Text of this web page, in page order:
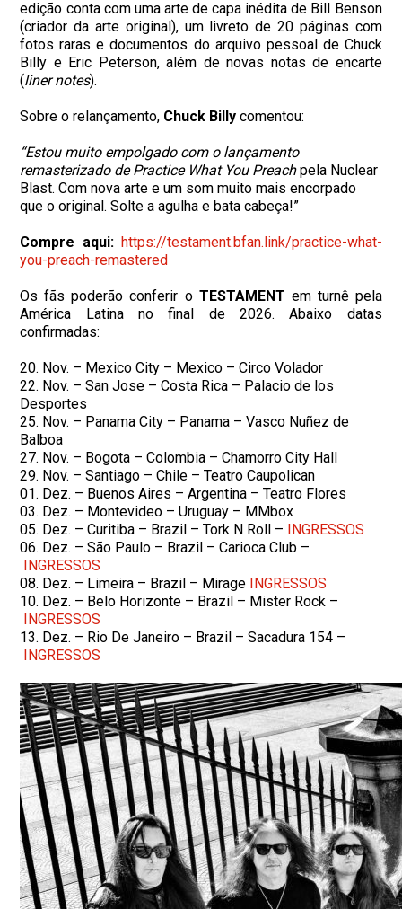
edição conta com uma arte de capa inédita de Bill Benson
(criador da arte original), um livreto de 20 páginas com
fotos raras e documentos do arquivo pessoal de Chuck
Billy e Eric Peterson, além de novas notas de encarte
(liner notes).
Sobre o relançamento, Chuck Billy comentou:
“Estou muito empolgado com o lançamento
remasterizado dePractice What You Preachpela Nuclear
Blast. Com nova arte e um som muito mais encorpado
que o original. Solte a agulha e bata cabeça!”
Compre aqui: https://testament.bfan.link/practice-what-
you-preach-remastered
Os fãs poderão conferir o TESTAMENT em turnê pela
América Latina no final de 2026. Abaixo datas
confirmadas:
20. Nov. – Mexico City – Mexico – Circo Volador
22. Nov. – San Jose – Costa Rica – Palacio de los
Desportes
25. Nov. – Panama City – Panama – Vasco Nuñez de
Balboa
27. Nov. – Bogota – Colombia – Chamorro City Hall
29. Nov. – Santiago – Chile – Teatro Caupolican
01. Dez. – Buenos Aires – Argentina – Teatro Flores
03. Dez. – Montevideo – Uruguay – MMbox
05. Dez. – Curitiba – Brazil – Tork N Roll – INGRESSOS
06. Dez. – São Paulo – Brazil – Carioca Club –
INGRESSOS
08. Dez. – Limeira – Brazil – Mirage INGRESSOS
10. Dez. – Belo Horizonte – Brazil – Mister Rock –
INGRESSOS
13. Dez. – Rio De Janeiro – Brazil – Sacadura 154 –
INGRESSOS